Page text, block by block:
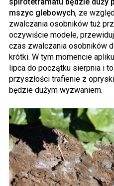
mszyc glebowych, ze
zwalczania osobników tuż
oczywiście modele,
czas zwalczania osobników
krótki. W tym momencie
lipca do początku sierpnia i
przyszłości trafienie z
będzie dużym wyzwaniem.